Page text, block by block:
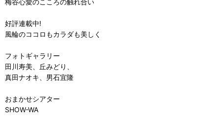
梅谷心愛のこころの触れ合い
好評連載中!
風輪のココロもカラダも美しく
フォトギャラリー
田川寿美、丘みどり、
真田ナオキ、男石宜隆
おまかせシアター
SHOW-WA